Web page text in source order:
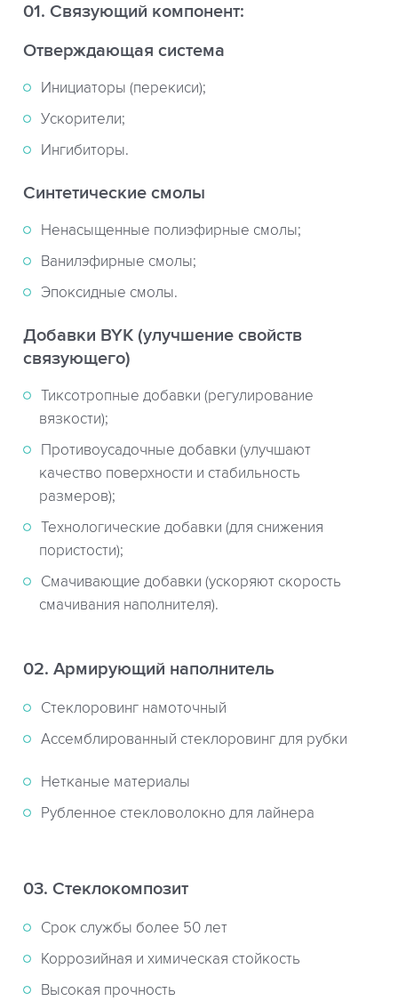
01. Связующий компонент:
Отверждающая система
Инициаторы (перекиси);
Ускорители;
Ингибиторы.
Синтетические смолы
Ненасыщенные полиэфирные смолы;
Ванилэфирные смолы;
Эпоксидные смолы.
Добавки BYK (улучшение свойств
связующего)
Тиксотропные добавки (регулирование
вязкости);
Противоусадочные добавки (улучшают
качество поверхности и стабильность
размеров);
Технологические добавки (для снижения
пористости);
Смачивающие добавки (ускоряют скорость
смачивания наполнителя).
02. Армирующий наполнитель
Стеклоровинг намоточный
Ассемблированный стеклоровинг для рубки
Нетканые материалы
Рубленное стекловолокно для лайнера
03. Стеклокомпозит
Срок службы более 50 лет
Коррозийная и химическая стойкость
Высокая прочность